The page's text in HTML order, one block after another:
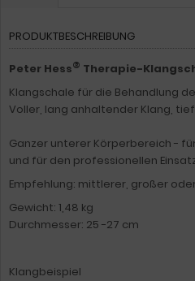
PRODUKTBESCHREIBUNG
Peter Hess® Therapie-
Klangschale für die Behandlung
Voller, lang anhaltender Klang,
Ganzer unterer Körperbereich -
und für den professionellen
Empfehlung: mittlerer, großer
Gewicht: 1,48 kg
Durchmesser: 25 -27 cm
Klangbeispiel